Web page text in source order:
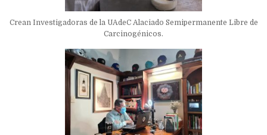
Crean Investigadoras de la UAdeC Alaciado Semipermanente Libre de
Carcinogénicos.